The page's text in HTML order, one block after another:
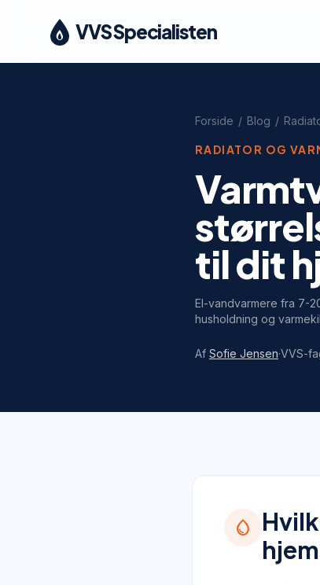
VVS Specialisten
Forside / Blog /
RADIATOR OG
til dit
El-vandvarmere fra 7-
husholdning og
Af Sofie Jensen·VVS-
water_drop